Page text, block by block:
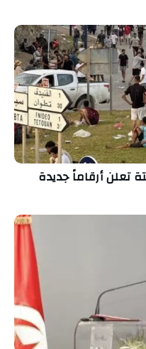
تعلن أرقاماً جديدة